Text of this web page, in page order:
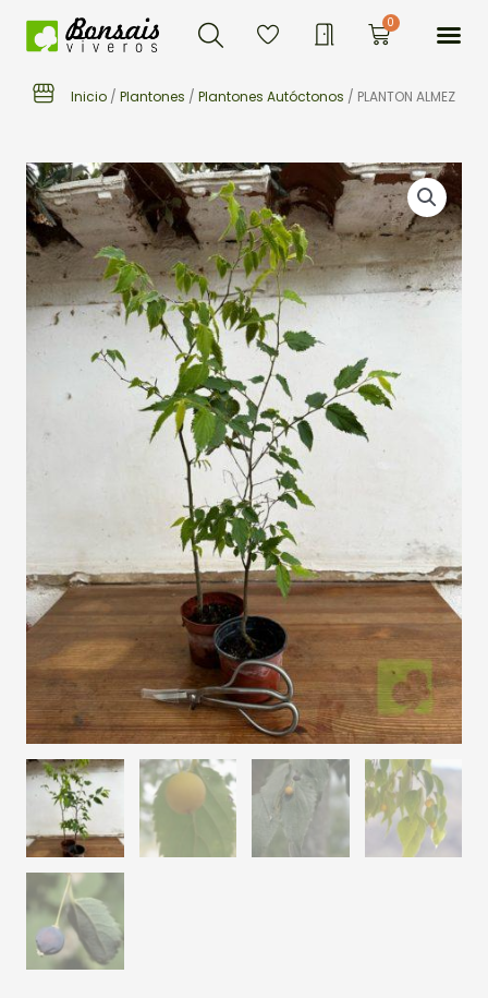
Buscar 0Carrito
Inicio / Plantones / Plantones Autóctonos / PLANTON ALMEZ